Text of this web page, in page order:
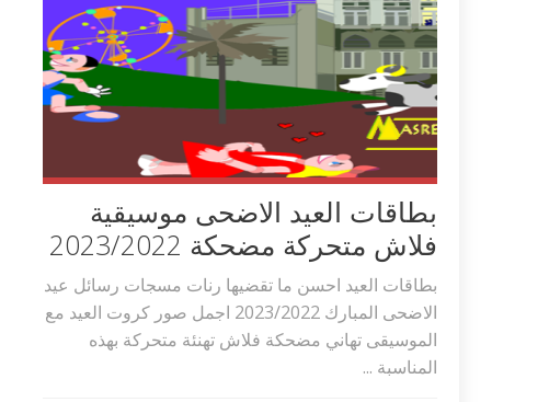
بطاقات العيد الاضحى موسيقية
فلاش متحركة مضحكة 2023/2022
بطاقات العيد احسن ما تقضيها رنات مسجات رسائل عيد
الاضحى المبارك 2023/2022 اجمل صور كروت العيد مع
الموسيقى تهاني مضحكة فلاش تهنئة متحركة بهذه
المناسبة ...